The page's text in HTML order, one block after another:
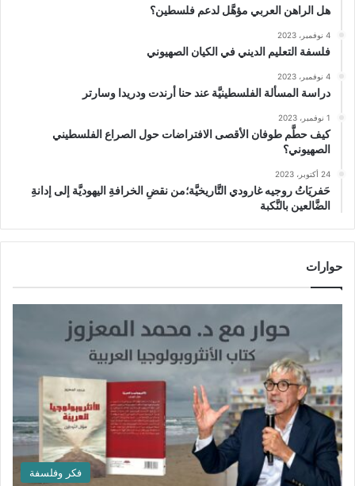
هل الراهن العربي مؤهَّل لدعم فلسطين؟
4 نوفمبر، 2023
فلسفة التعليم الديني في الكيان الصهيوني
4 نوفمبر، 2023
دراسة المسألة الفلسطينيَّة عند حنا أرندت ودريدا وسارتر
1 نوفمبر، 2023
كيف حطَّم طوفان الأقصى الافتراضات حول الصراع الفلسطيني
الصهيوني؟
24 أكتوبر، 2023
حَفريَاتُ روجيه غارودي التَّاريخيَّة؛من نقضِ الخرافةِ اليهوديَّة إلى إدانةِ
الضَّالعين بالنَّكبة
حوارات
فكر وفلسفة